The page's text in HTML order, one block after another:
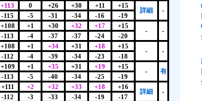
+113 0 +26 +30 +11 +15
詳細 -
-115 -5 -31 -34 -16 -19
+108 +1 +30 +32 +17 +15
- -
-113 -4 -37 -37 -24 -20
+108 +1 +34 +31 +18 +15
- -
-112 -4 -39 -34 -23 -18
+109 +1 +35 +31 +19 +15
- 有
-113 -5 -40 -34 -25 -19
+111 +2 +32 +33 +18 +16
詳細 -
-112 -3 -33 -34 -19 -17